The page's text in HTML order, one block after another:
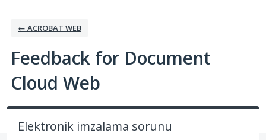
← ACROBAT WEB
Feedback for Document
Cloud Web
Elektronik imzalama sorunu